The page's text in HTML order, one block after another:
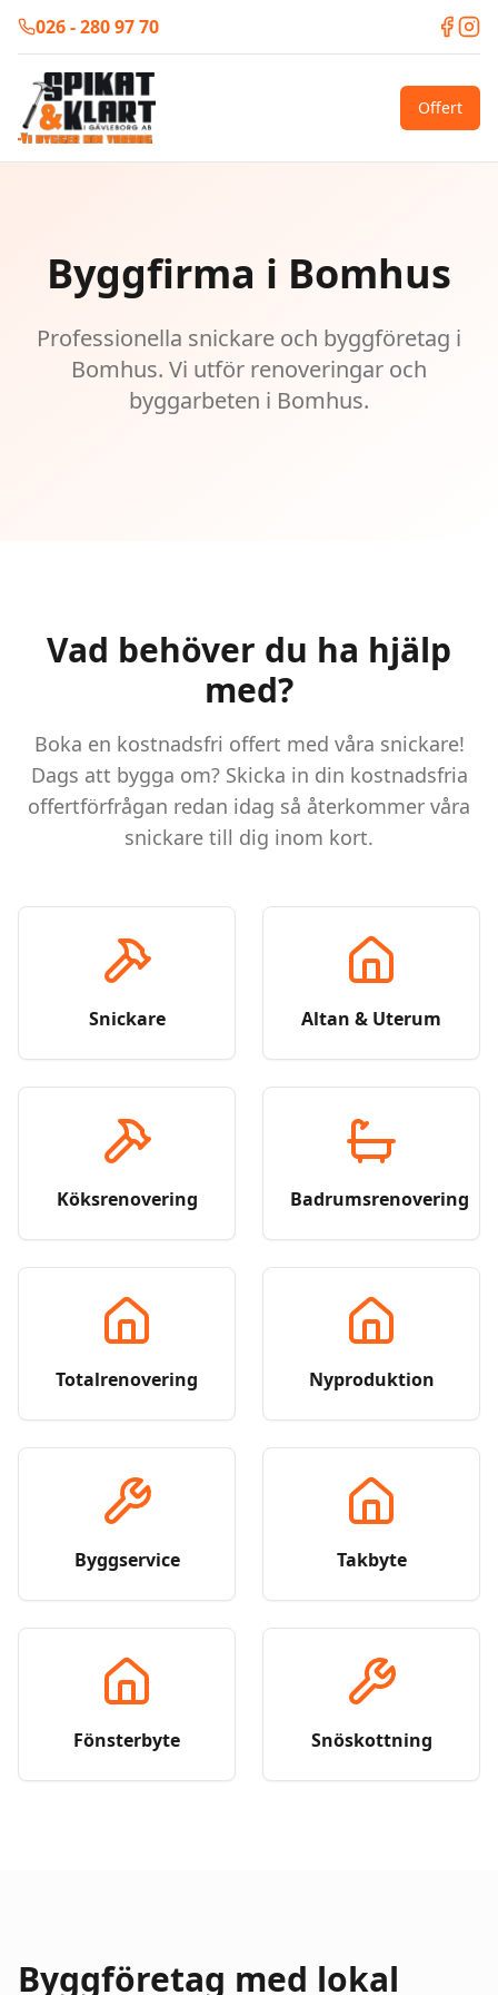
026 - 280 97 70
Offert
Byggfirma i Bomhus
Professionella snickare och byggföretag i
Bomhus. Vi utför renoveringar och
byggarbeten i Bomhus.
Vad behöver du ha hjälp
med?
Boka en kostnadsfri offert med våra snickare!
Dags att bygga om? Skicka in din kostnadsfria
offertförfrågan redan idag så återkommer våra
snickare till dig inom kort.
Snickare Altan & Uterum
Köksrenovering Badrumsrenovering
Totalrenovering Nyproduktion
Byggservice Takbyte
Fönsterbyte Snöskottning
Byggföretag med lokal